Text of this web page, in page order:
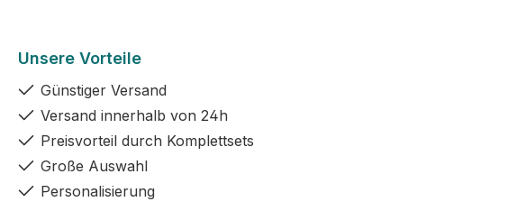
Unsere Vorteile
Günstiger Versand
Versand innerhalb von 24h
Preisvorteil durch Komplettsets
Große Auswahl
Personalisierung